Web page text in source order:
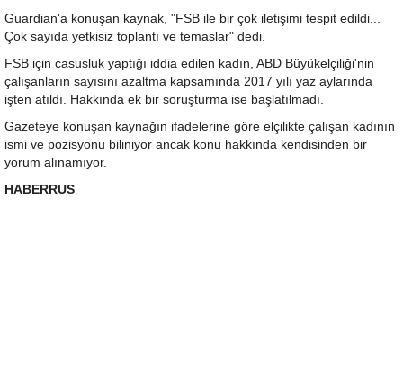
Guardian'a konuşan kaynak, "FSB ile bir çok iletişimi tespit edildi...
Çok sayıda yetkisiz toplantı ve temaslar" dedi.
FSB için casusluk yaptığı iddia edilen kadın, ABD Büyükelçiliği'nin
çalışanların sayısını azaltma kapsamında 2017 yılı yaz aylarında
işten atıldı. Hakkında ek bir soruşturma ise başlatılmadı.
Gazeteye konuşan kaynağın ifadelerine göre elçilikte çalışan kadının
ismi ve pozisyonu biliniyor ancak konu hakkında kendisinden bir
yorum alınamıyor.
HABERRUS